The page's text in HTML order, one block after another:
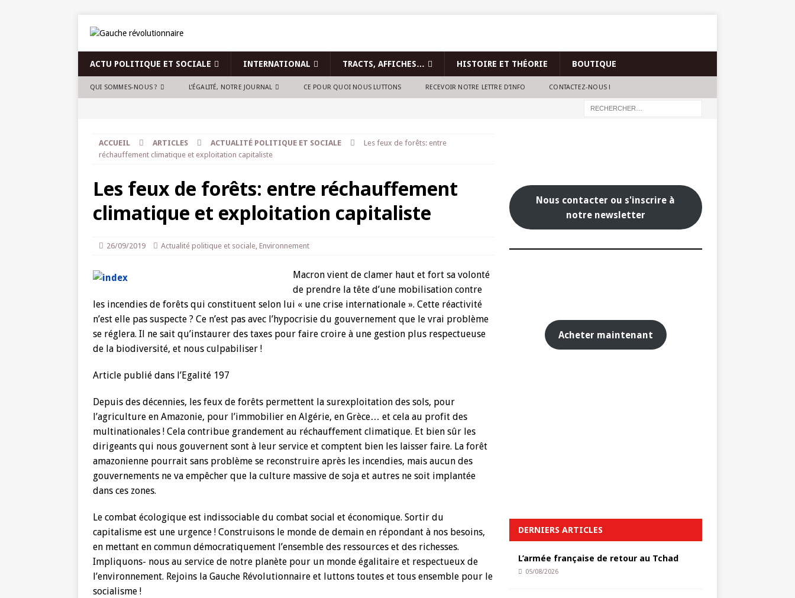
ACTU POLITIQUE ET SOCIALE INTERNATIONAL TRACTS, AFFICHES… HISTOIRE ET THÉORIE BOUTIQUE
QUI SOMMES-NOUS ? L’ÉGALITÉ, NOTRE JOURNAL CE POUR QUOI NOUS LUTTONS RECEVOIR NOTRE LETTRE D’INFO CONTACTEZ-NOUS !
ACCUEIL ARTICLES ACTUALITÉ POLITIQUE ET SOCIALE
Les feux de forêts: entre
réchauffement climatique et exploitation capitaliste
Les feux de forêts: entre réchauffement
climatique et exploitation capitaliste
26/09/2019 Actualité politique et sociale, Environnement
Macron vient de clamer haut et fort sa volonté
de prendre la tête d’une mobilisation contre
les incendies de forêts qui constituent selon lui « une crise internationale ». Cette réactivité
n’est elle pas suspecte ? Ce n’est pas avec l’hypocrisie du gouvernement que le vrai problème
se réglera. Il ne sait qu’instaurer des taxes pour faire croire à une gestion plus respectueuse
de la biodiversité, et nous culpabiliser !
Article publié dans l’Egalité 197
Depuis des décennies, les feux de forêts permettent la surexploitation des sols, pour
l’agriculture en Amazonie, pour l’immobilier en Algérie, en Grèce… et cela au profit des
multinationales ! Cela contribue grandement au réchauffement climatique. Et bien sûr les
dirigeants qui nous gouvernent sont à leur service et comptent bien les laisser faire. La forêt
amazonienne pourrait sans problème se reconstruire après les incendies, mais aucun des
gouvernements ne va empêcher que la culture massive de soja et autres ne soit implantée
dans ces zones.
Le combat écologique est indissociable du combat social et économique. Sortir du
capitalisme est une urgence ! Construisons le monde de demain en répondant à nos besoins,
en mettant en commun démocratiquement l’ensemble des ressources et des richesses.
Impliquons- nous au service de notre planète pour un monde égalitaire et respectueux de
l’environnement. Rejoins la Gauche Révolutionnaire et luttons toutes et tous ensemble pour le
socialisme !
Nous contacter ou s'inscrire à
notre newsletter
Acheter maintenant
DERNIERS ARTICLES
L’armée française de retour au Tchad
05/08/2026